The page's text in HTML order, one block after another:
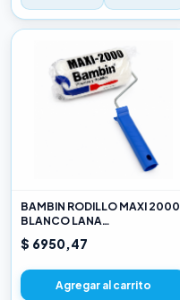
BAMBIN RODILLO MAXI 2000
BLANCO LANA
SELECCIONADA 10 CM
$ 6950,47
Agregar al carrito